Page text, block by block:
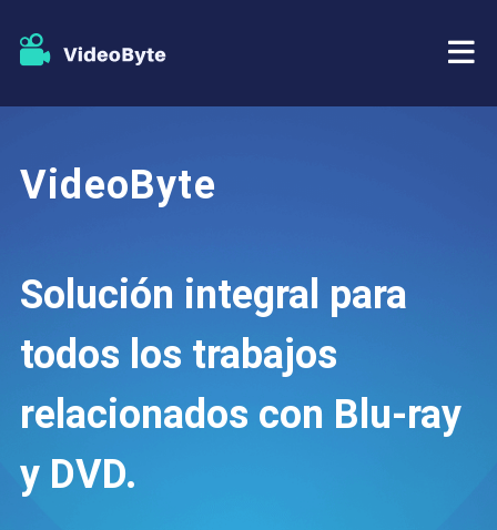
Extractor de BD-DVD
Copia Blu-ray
Almacenar
Apoyo
VideoByte
Solución integral para
todos los trabajos
relacionados con Blu-ray
y DVD.